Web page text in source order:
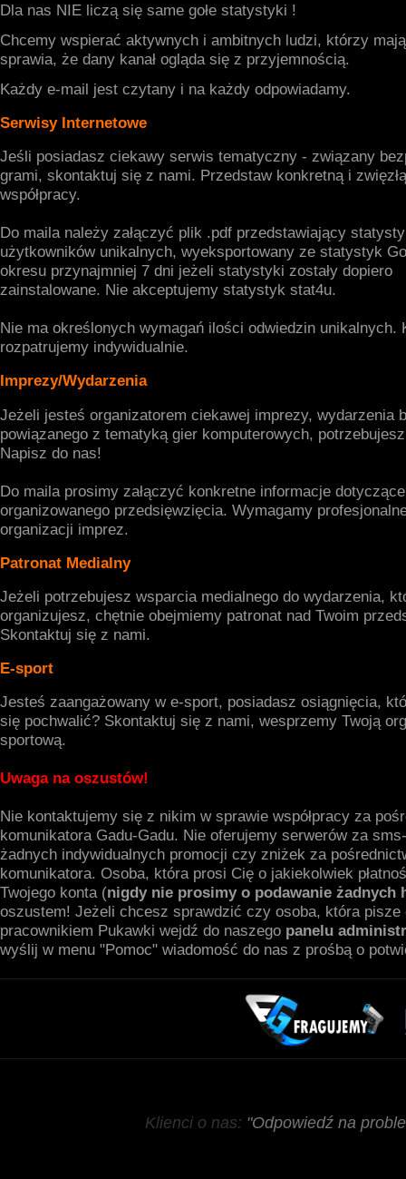
Dla nas NIE liczą się same gołe statystyki !
Chcemy wspierać aktywnych i ambitnych ludzi, którzy
sprawia, że dany kanał ogląda się z przyjemnością.
Każdy e-mail jest czytany i na każdy odpowiadamy.
Serwisy Internetowe
Jeśli posiadasz ciekawy serwis tematyczny - związany
grami, skontaktuj się z nami. Przedstaw konkretną i
współpracy.
Do maila należy załączyć plik .pdf przedstawiający
użytkowników unikalnych, wyeksportowany ze statystyk
okresu przynajmniej 7 dni jeżeli statystyki zostały dopiero
zainstalowane. Nie akceptujemy statystyk stat4u.
Nie ma określonych wymagań ilości odwiedzin unikalnych.
rozpatrujemy indywidualnie.
Imprezy/Wydarzenia
Jeżeli jesteś organizatorem ciekawej imprezy, wydarzenia
powiązanego z tematyką gier komputerowych,
Napisz do nas!
Do maila prosimy załączyć konkretne informacje dotyczące
organizowanego przedsięwzięcia. Wymagamy
organizacji imprez.
Patronat Medialny
Jeżeli potrzebujesz wsparcia medialnego do wydarzenia,
organizujesz, chętnie obejmiemy patronat nad Twoim
Skontaktuj się z nami.
E-sport
Jesteś zaangażowany w e-sport, posiadasz osiągnięcia,
się pochwalić? Skontaktuj się z nami, wesprzemy Twoją
sportową.
Uwaga na oszustów!
Nie kontaktujemy się z nikim w sprawie współpracy za
komunikatora Gadu-Gadu. Nie oferujemy serwerów za
żadnych indywidualnych promocji czy zniżek za
komunikatora. Osoba, która prosi Cię o jakiekolwiek
Twojego konta (nigdy nie prosimy o podawanie żadnych
oszustem! Jeżeli chcesz sprawdzić czy osoba, która pisze
pracownikiem Pukawki wejdź do naszego panelu
wyślij w menu "Pomoc" wiadomość do nas z prośbą o
Klienci o nas: "Odpowiedź na